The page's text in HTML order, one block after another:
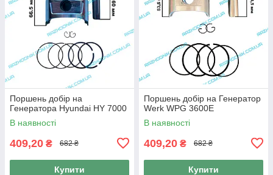
Поршень добір на
Генератора Hyundai HY 7000
В наявності
409,20 ₴ 682 ₴
Купити
Поршень добір на Генератор
Werk WPG 3600E
В наявності
409,20 ₴ 682 ₴
Купити